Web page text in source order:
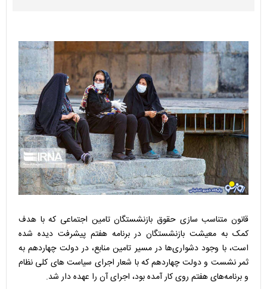
قانون متناسب سازی حقوق بازنشستگان تامین اجتماعی که با هدف
کمک به معیشت بازنشستگان در برنامه هفتم پیشرفت دیده شده
است، با وجود دشواری‌ها در مسیر تامین منابع، در دولت چهاردهم به
ثمر نشست و دولت چهاردهم که با شعار اجرای سیاست های کلی نظام
و برنامه‌های هفتم روی کار آمده بود، اجرای آن را عهده دار شد.